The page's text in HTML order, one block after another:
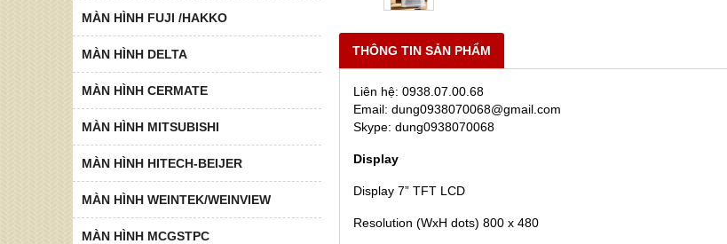
MÀN HÌNH FUJI /HAKKO
MÀN HÌNH DELTA
MÀN HÌNH CERMATE
MÀN HÌNH MITSUBISHI
MÀN HÌNH HITECH-BEIJER
MÀN HÌNH WEINTEK/WEINVIEW
MÀN HÌNH MCGSTPC
THÔNG TIN SẢN PHẨM
Liên hệ: 0938.07.00.68
Email: dung0938070068@gmail.com
Skype: dung0938070068
Display
Display 7” TFT LCD
Resolution (WxH dots) 800 x 480